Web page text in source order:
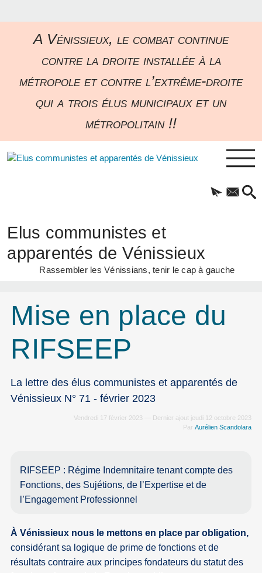
A Vénissieux, le combat continue
contre la droite installée à la
métropole et contre l’extrême-droite
qui a trois élus municipaux et un
métropolitain !!
Elus communistes et
apparentés de Vénissieux
Rassembler les Vénissians, tenir le cap à gauche
Mise en place du
RIFSEEP
La lettre des élus communistes et apparentés de
Vénissieux N° 71 - février 2023
Vendredi 17 février 2023 — Dernier ajout jeudi 12 octobre 2023
Par Aurélien Scandolara
RIFSEEP : Régime Indemnitaire tenant compte des
Fonctions, des Sujétions, de l’Expertise et de
l’Engagement Professionnel
À Vénissieux nous le mettons en place par obligation,
considérant sa logique de prime de fonctions et de
résultats contraire aux principes fondateurs du statut des